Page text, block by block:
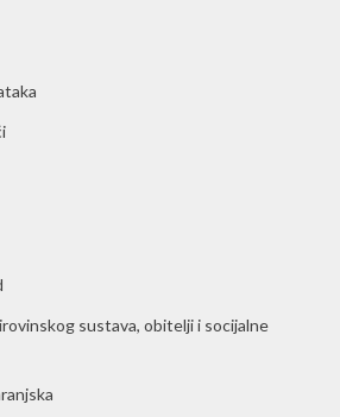
sustava, obitelji i socijalne